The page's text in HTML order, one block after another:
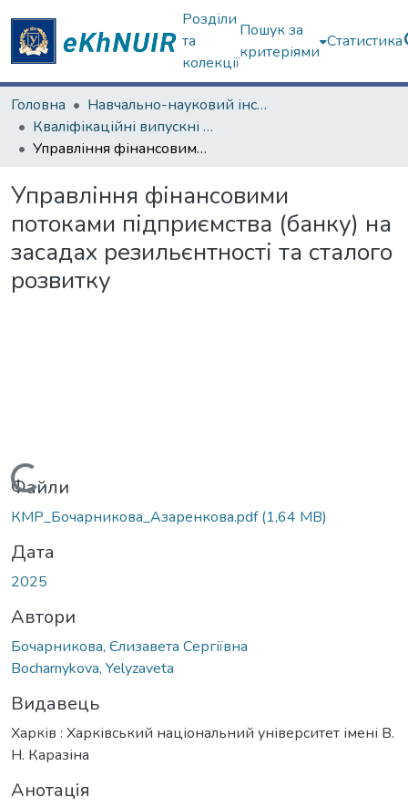
Розділи
та
колекції
Пошук за
критеріями
Статистика
Головна
Навчально-науковий інститут "Каразінський банківський інститут"
Кваліфікаційні випускні роботи магістрів. ННІ "Каразінський банківський інститут"
Управління фінансовими потоками підприємства (банку) на засадах резильєнтності та сталого розвитку
Управління фінансовими
потоками підприємства (банку) на
засадах резильєнтності та сталого
розвитку
Вантажиться...
Файли
КМР_Бочарникова_Азаренкова.pdf(1,64 MB)
Дата
2025
Автори
Бочарникова, Єлизавета Сергіївна
Bocharnykova, Yelyzaveta
Видавець
Харків : Харківський національний університет імені В.
Н. Каразіна
Анотація